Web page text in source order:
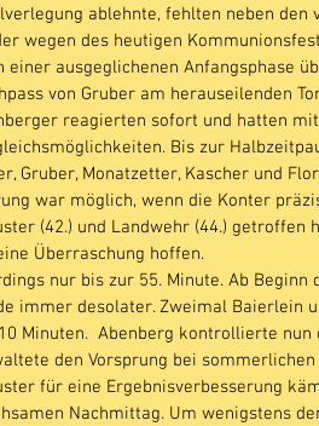
ablehnte, fehlten neben
wegen des heutigen
einer ausgeglichenen Anfangsphase
von Gruber am herauseilenden
reagierten sofort und hatten
Bis zur
Gruber, Monatzetter, Kascher und
war möglich, wenn die Konter
(42.) und Landwehr (44.)
Überraschung hoffen.
nur bis zur 55. Minute. Ab
immer desolater. Zweimal Baierlein
Minuten.  Abenberg kontrollierte
den Vorsprung bei
für eine Ergebnisverbesserung
Nachmittag. Um wenigstens